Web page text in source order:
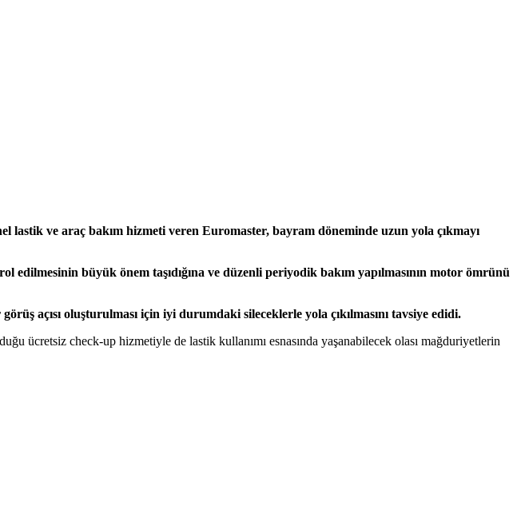
lastik ve araç bakım hizmeti veren Euromaster, bayram döneminde uzun yola çıkmayı
büyük önem taşıdığına ve düzenli periyodik bakım yapılmasının motor ömrünü
açısı oluşturulması için iyi durumdaki sileceklerle yola çıkılmasını tavsiye edidi.
ücretsiz check-up hizmetiyle de lastik kullanımı esnasında yaşanabilecek olası mağduriyetlerin